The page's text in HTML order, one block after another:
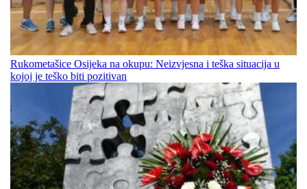
Rukometašice Osijeka na okupu: Neizvjesna i teška situacija u
kojoj je teško biti pozitivan